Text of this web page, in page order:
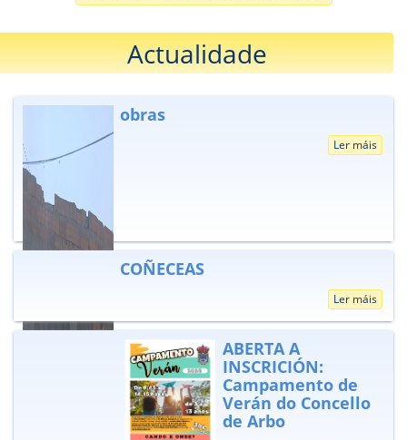
Actualidade
obras
Ler máis
COÑECEAS
Ler máis
ABERTA A
INSCRICIÓN:
Campamento de
Verán do Concello
de Arbo